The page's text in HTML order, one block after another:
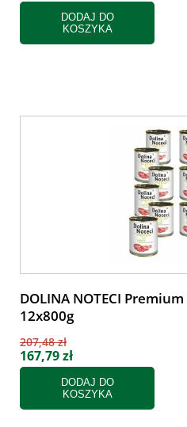
DODAJ DO
KOSZYKA
DOLINA NOTECI
12x800g
207,48 zł
167,79 zł
DODAJ DO
KOSZYKA